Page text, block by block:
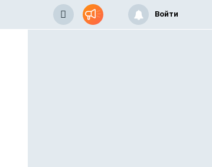
Войти